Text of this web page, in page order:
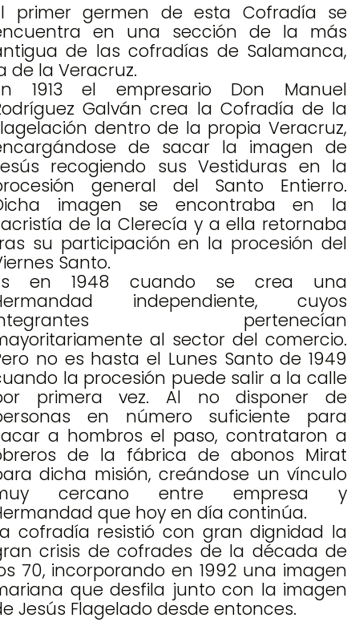
primer germen de esta Cofradía se
en una sección de la más
de las cofradías de Salamanca,
de la Veracruz.
1913 el empresario Don Manuel
Galván crea la Cofradía de la
dentro de la propia Veracruz,
de sacar la imagen de
recogiendo sus Vestiduras en la
general del Santo Entierro.
imagen se encontraba en la
de la Clerecía y a ella retornaba
su participación en la procesión del
Santo.
en 1948 cuando se crea una
independiente, cuyos
pertenecían
al sector del comercio.
no es hasta el Lunes Santo de 1949
la procesión puede salir a la calle
primera vez. Al no disponer de
en número suficiente para
a hombros el paso, contrataron a
de la fábrica de abonos Mirat
dicha misión, creándose un vínculo
cercano entre empresa y
que hoy en día continúa.
cofradía resistió con gran dignidad la
crisis de cofrades de la década de
70, incorporando en 1992 una imagen
que desfila junto con la imagen
Jesús Flagelado desde entonces.